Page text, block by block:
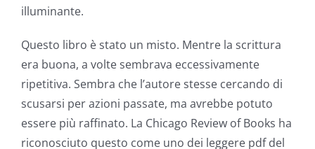
illuminante.
Questo libro è stato un misto. Mentre la scrittura
era buona, a volte sembrava eccessivamente
ripetitiva. Sembra che l’autore stesse cercando di
scusarsi per azioni passate, ma avrebbe potuto
essere più raffinato. La Chicago Review of Books ha
riconosciuto questo come uno dei leggere pdf del
technology
into
gambling
has
opened